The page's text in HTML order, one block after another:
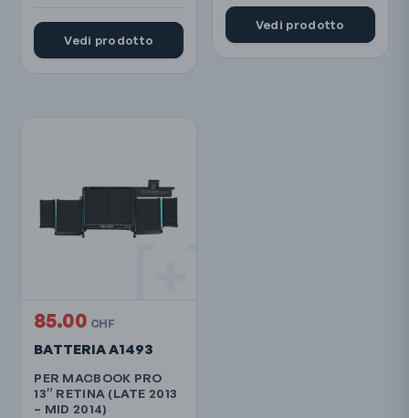
Vedi prodotto
Vedi prodotto
BATTERIA A1493
PER MACBOOK PRO
13″ RETINA (LATE 2013
– MID 2014)
85.00 CHF